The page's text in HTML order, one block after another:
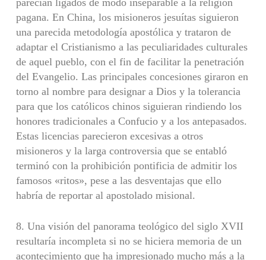
parecían ligados de modo insepara­ble a la religión
pagana. En China, los misioneros jesuítas siguieron
una parecida metodología apostólica y trataron de
adaptar el Cristianismo a las peculiaridades culturales
de aquel pueblo, con el fin de facilitar la penetración
del Evangelio. Las principales concesiones giraron en
torno al nombre para designar a Dios y la tolerancia
para que los católicos chinos siguieran rindiendo los
honores tradiciona­les a Confucio y a los antepasados.
Estas licencias parecie­ron excesivas a otros
misioneros y la larga controversia que se entabló
terminó con la prohibición pontificia de admitir los
famosos «ritos», pese a las desventajas que ello
habría de reportar al apostolado misional.
8. Una visión del panorama teológico del siglo XVII
resultaría incompleta si no se hiciera memoria de un
acon­tecimiento que ha impresionado mucho más a la